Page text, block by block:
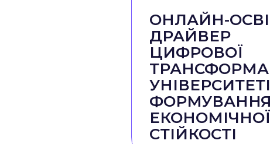
ОНЛАЙН-
ДРАЙВЕР
ЦИФРОВОЇ
ФОРМУВАННЯ
ЕКОНОМІЧНОЇ
СТІЙКОСТІ